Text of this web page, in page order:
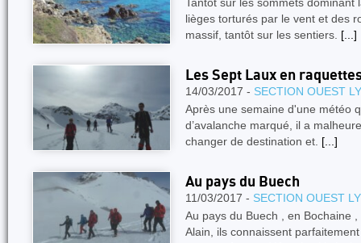
lièges torturés par le vent et des
massif, tantôt sur les sentiers. [...]
Les Sept Laux en
14/03/2017 - SECTION OUEST
Après une semaine d'une météo
d’avalanche marqué, il a
changer de destination et. [...]
Au pays du Buech
11/03/2017 - SECTION OUEST
Au pays du Buech , en Bochaine
Alain, ils connaissent